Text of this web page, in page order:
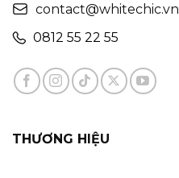
contact@whitechic.vn
0812 55 22 55
THƯƠNG HIỆU